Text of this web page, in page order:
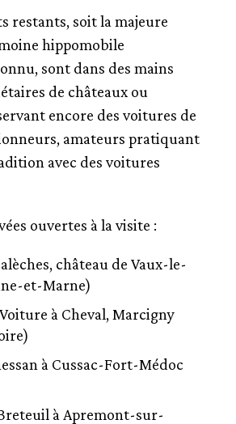
restants, soit la majeure
hippomobile
sont dans des mains
de châteaux ou
encore des voitures de
amateurs pratiquant
avec des voitures
ouvertes à la visite :
château de Vaux-le-
et-Marne)
à Cheval, Marcigny
à Cussac-Fort-Médoc
à Apremont-sur-